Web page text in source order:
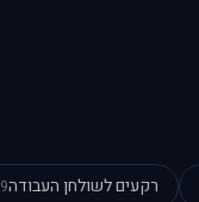
רקעים לשולחן העבודה9